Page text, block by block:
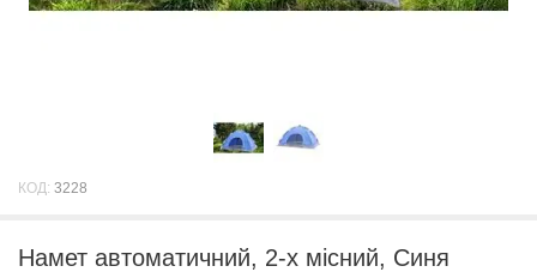
КОД: 3228
Намет автоматичний, 2-х місний, Синя